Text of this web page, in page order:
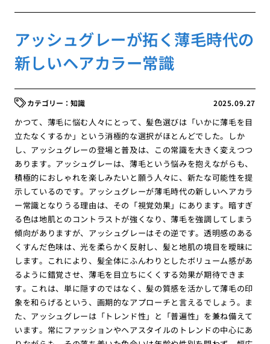
アッシュグレーが拓く薄毛時代の
新しいヘアカラー常識
2025.09.27
知識
かつて、薄毛に悩む人々にとって、髪色選びは「いかに薄毛を目
立たなくするか」という消極的な選択がほとんどでした。しか
し、アッシュグレーの登場と普及は、この常識を大きく変えつつ
あります。アッシュグレーは、薄毛という悩みを抱えながらも、
積極的におしゃれを楽しみたいと願う人々に、新たな可能性を提
示しているのです。アッシュグレーが薄毛時代の新しいヘアカラ
ー常識となりうる理由は、その「視覚効果」にあります。暗すぎ
る色は地肌とのコントラストが強くなり、薄毛を強調してしまう
傾向がありますが、アッシュグレーはその逆です。透明感のある
くすんだ色味は、光を柔らかく反射し、髪と地肌の境目を曖昧に
します。これにより、髪全体にふんわりとしたボリューム感があ
るように錯覚させ、薄毛を目立ちにくくする効果が期待できま
す。これは、単に隠すのではなく、髪の質感を活かして薄毛の印
象を和らげるという、画期的なアプローチと言えるでしょう。ま
た、アッシュグレーは「トレンド性」と「普遍性」を兼ね備えて
います。常にファッションやヘアスタイルのトレンドの中心にあ